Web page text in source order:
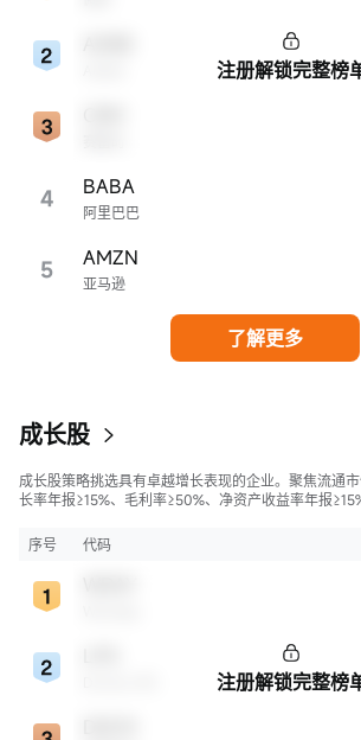
4 阿里巴巴
BABA
5 亚马逊
AMZN
注册解锁完整榜
了解更多
成长股
成长股策略挑选具有卓越增长表现的企业。聚焦流通
长率年报≥15%、毛利率≥50%、净资产收益率年报
序号
代码
注册解锁完整榜